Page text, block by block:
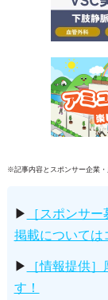
※記事内容とスポンサー企業・
▶
［スポンサ
掲載については
▶
［情報提供
す！